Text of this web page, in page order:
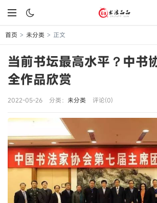
首页 > 未分类 > 正文
当前书坛最高水平？中书
全作品欣赏
2022-05-26 分类： 未分类 评论(0)